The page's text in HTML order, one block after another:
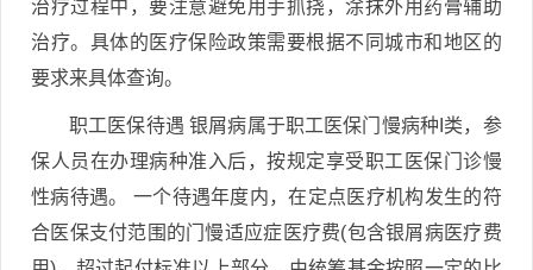
治疗过程中，要注意避免用手抓挠，涂抹外用药膏辅助
治疗。具体的医疗保险政策需要根据不同城市和地区的
要求来具体查询。
职工医保待遇 银屑病属于职工医保门慢病种I类，参
保人员在办理病种准入后，按规定享受职工医保门诊慢
性病待遇。 一个待遇年度内，在定点医疗机构发生的符
合医保支付范围的门慢适应症医疗费(包含银屑病医疗费